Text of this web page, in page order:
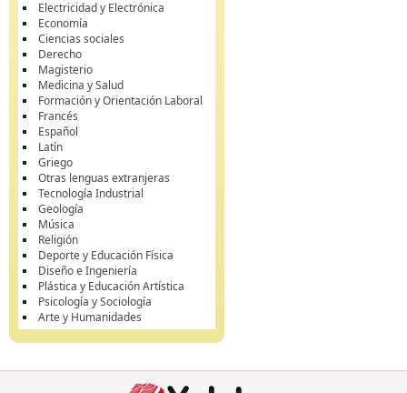
Electricidad y Electrónica
Economía
Ciencias sociales
Derecho
Magisterio
Medicina y Salud
Formación y Orientación Laboral
Francés
Español
Latín
Griego
Otras lenguas extranjeras
Tecnología Industrial
Geología
Música
Religión
Deporte y Educación Física
Diseño e Ingeniería
Plástica y Educación Artística
Psicología y Sociología
Arte y Humanidades